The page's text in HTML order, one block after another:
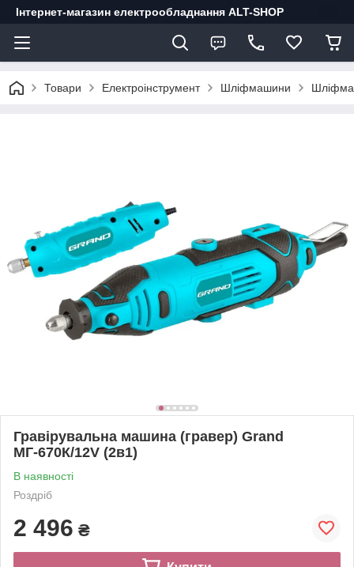
Інтернет-магазин електрообладнання ALT-SHOP
Товари Електроінструмент Шліфмашини
Гравірувальна машина (гравер) Grand
МГ-670К/12V (2в1)
В наявності
Роздріб
2 496 ₴